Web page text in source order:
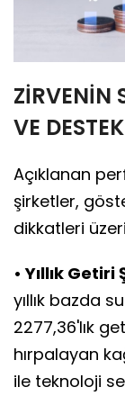
ZİRVENİN
VE
Açıklanan
şirketler,
dikkatleri
• Yıllık
yıllık bazda
2277,36'lık
hırpalayan
ile teknoloji